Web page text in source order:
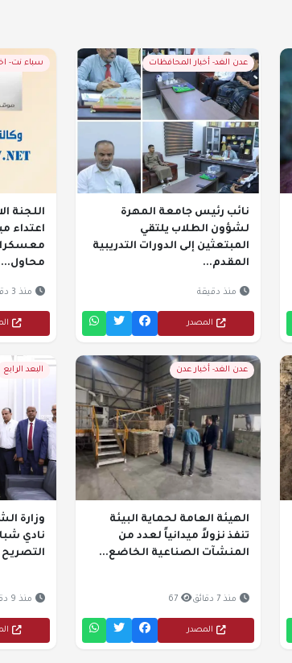
عدن الغد- أخبار المحافظات
نائب رئيس جامعة المهرة
لشؤون الطلاب يلتقي
المبتعثين إلى الدورات التدريبية
المقدم...
منذ دقيقة
المصدر
سباء نت-
اللجنة
اعتداء
محاول...
منذ 3 دقائق
عدن الغد- أخبار عدن
الهيئة العامة لحماية البيئة
تنفذ نزولاً ميدانياً لعدد من
المنشآت الصناعية الخاضع...
منذ 7 دقائق 67
المصدر
البعد الرابع
وزارة
نادي
التصريح
منذ 9 دقائق